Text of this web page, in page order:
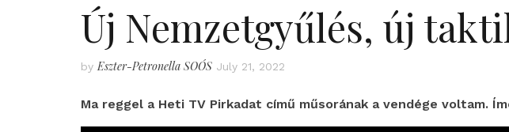
Új Nemzetgyűlés, új
by Eszter-Petronella SOÓS July 21, 2022
Ma reggel a Heti TV Pirkadat című műsorának a vendége voltam.